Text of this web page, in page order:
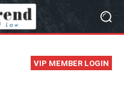
VIP MEMBER LOGIN